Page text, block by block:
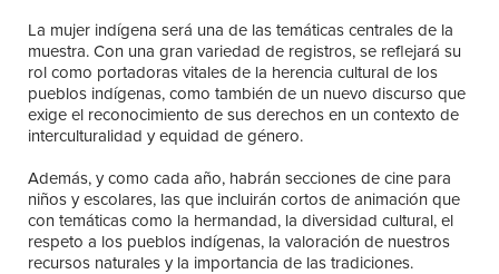
La mujer indígena será una de las temáticas centrales de la
muestra. Con una gran variedad de registros, se reflejará su
rol como portadoras vitales de la herencia cultural de los
pueblos indígenas, como también de un nuevo discurso que
exige el reconocimiento de sus derechos en un contexto de
interculturalidad y equidad de género.
Además, y como cada año, habrán secciones de cine para
niños y escolares, las que incluirán cortos de animación que
con temáticas como la hermandad, la diversidad cultural, el
respeto a los pueblos indígenas, la valoración de nuestros
recursos naturales y la importancia de las tradiciones.